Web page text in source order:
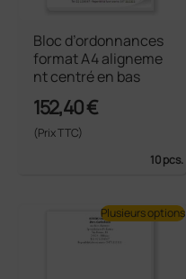
Bloc d’ordonnances
format A4 aligneme
nt centré en bas
152,40 €
(Prix TTC)
10 pcs.
Plusieurs options